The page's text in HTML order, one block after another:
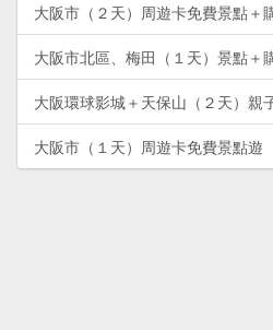
大阪市（２天）周遊卡免費景點＋
大阪市北區、梅田（１天）景點＋
大阪環球影城＋天保山（２天）親
大阪市（１天）周遊卡免費景點遊